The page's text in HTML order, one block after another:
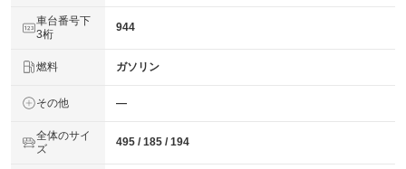
車台番号下
3桁
944
燃料 ガソリン
その他 ―
全体のサイ
ズ
495 / 185 / 194